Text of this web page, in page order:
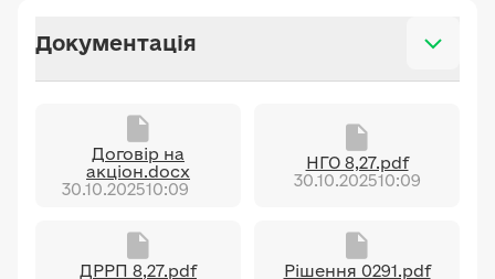
Документація
Договір на
акціон.docx
30.10.202510:09
НГО 8,27.pdf
30.10.202510:09
ДРРП 8,27.pdf
Рішення 0291.pdf